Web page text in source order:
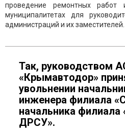
проведение ремонтных работ
муниципалитетах для
администраций и их заместителей.
Так, руководством
«Крымавтодор»
увольнении
инженера филиала
начальника
ДРСУ».